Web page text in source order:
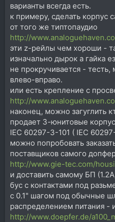
варианты всегда есть.
к примеру, сделать корпус
от того же типтопаудио
http://
эти z-рейлы чем хороши -
изначально дырок а гайка
не прокручивается -
влево-вправо.
или есть крепление с
http://
наконец, можно загуглить
продает 3-юнитовые
IEC 60297-3-101 ( IEC
можно попробовать
поставщиков самого
http://www.gie-tec.com/
и доставить самому БП
бус с контактами под
с 0.1" шагом под обычные
распределением питания -
http://www.doepfer.de/